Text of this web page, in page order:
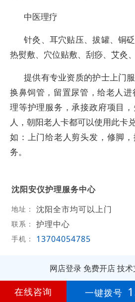
中医理疗
针灸、耳穴贴压、拔罐、铜
热熨敷、穴位贴敷、刮痧、艾灸
提供有专业资质的护士上门
换鼻饲管，留置尿管，给老人进
理等护理服务，承接政府项目
人，朝阳老人卡都可以使用此卡
如：上门给老人剪头发，修脚
务。
沈阳安仪护理服务中心
地址： 沈阳全市均可以上门
联系： 护理中心
手机： 13704054785
网店登录 免费开店技
第8年
在线咨询 一键拨号